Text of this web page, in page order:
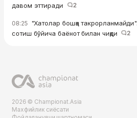
давом эттиради
2
08:25 "Хатолар бошқа
сотиш бўйича баёнот билан чиқди
2
2026 © Championat.Asia
Махфийлик сиёсати